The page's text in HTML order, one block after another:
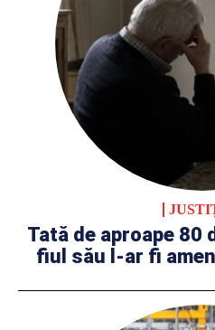
Tată de aproape 80
fiul său l-ar fi